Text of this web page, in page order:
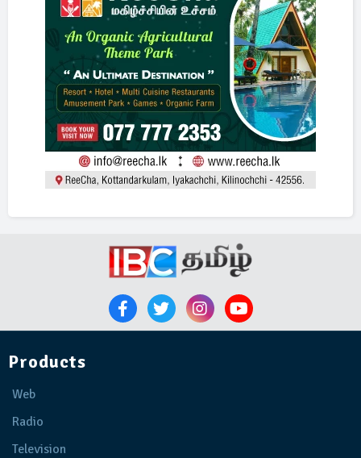
Products
Web
Radio
Television